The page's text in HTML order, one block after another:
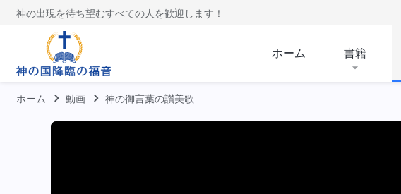
神の出現を待ち望むすべての人を歓迎します！
ホーム 書籍
ホーム 動画 神の御言葉の讃美歌